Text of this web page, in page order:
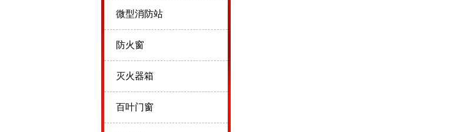
微型消防站
防火窗
灭火器箱
百叶门窗